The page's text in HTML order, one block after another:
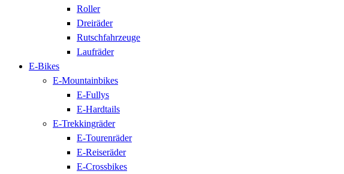
Roller
Dreiräder
Rutschfahrzeuge
Laufräder
E-Bikes
E-Mountainbikes
E-Fullys
E-Hardtails
E-Trekkingräder
E-Tourenräder
E-Reiseräder
E-Crossbikes